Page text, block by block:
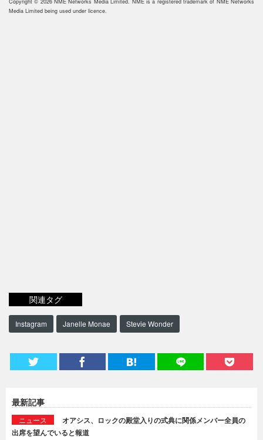
Copyright © 2026 NME Networks Media Limited. NME is a registered trademark of NME Networks
Media Limited being used under licence.
関連タグ
Instagram Janelle Monae Stevie Wonder
最新記事
ニュース
オアシス、ロックの殿堂入りの式典に関係メンバー全員の
出席を望んでいると報道